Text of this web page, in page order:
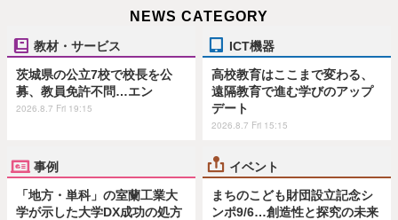
NEWS CATEGORY
教材・サービス
茨城県の公立7校で校長を公
募、教員免許不問…エン
2026.8.7 Fri 19:15
ICT機器
高校教育はここまで変わる、
遠隔教育で進む学びのアップ
デート
2026.8.7 Fri 15:15
事例
「地方・単科」の室蘭工業大
学が示した大学DX成功の処方
イベント
まちのこども財団設立記念シ
ンポ9/6…創造性と探究の未来